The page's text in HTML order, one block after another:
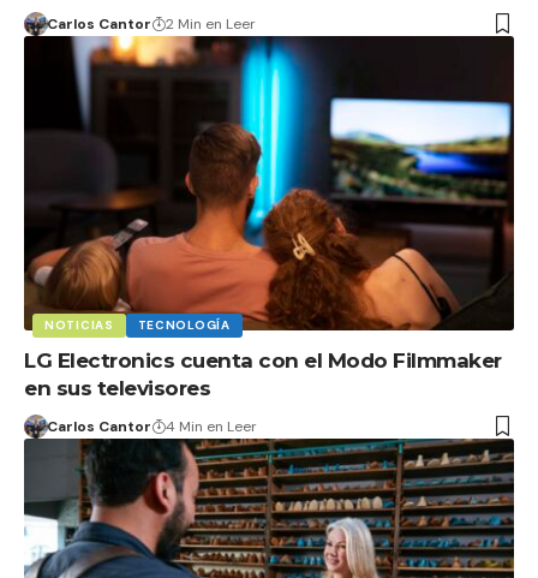
Carlos Cantor 2 Min en Leer
NOTICIAS TECNOLOGÍA
LG Electronics cuenta con el Modo Filmmaker
en sus televisores
Carlos Cantor 4 Min en Leer